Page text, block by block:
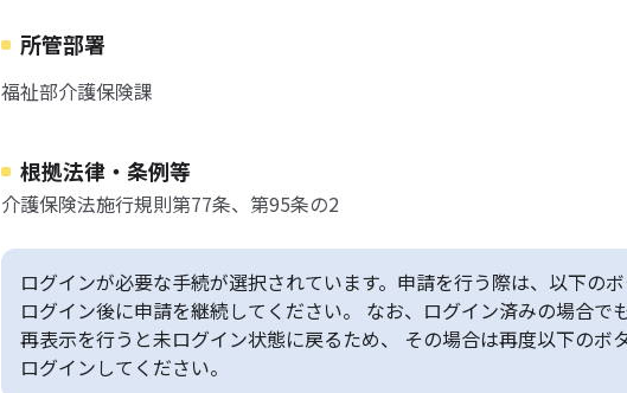
所管部署
福祉部介護保険課
根拠法律・条例等
介護保険法施行規則第77条、第95条の2
ログインが必要な手続が選択されています。申請を行う際は、以下の
ログイン後に申請を継続してください。 なお、ログイン済みの場合で
再表示を行うと未ログイン状態に戻るため、 その場合は再度以下のボ
ログインしてください。